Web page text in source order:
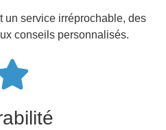
un service irréprochable, des
conseils personnalisés.